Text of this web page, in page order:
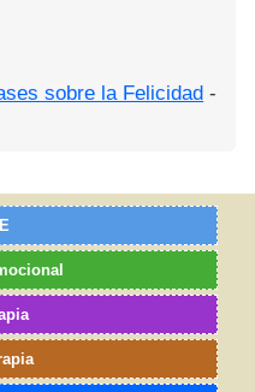
sobre la Felicidad -